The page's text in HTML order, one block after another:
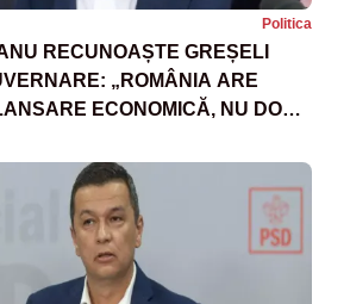
Politica
RECUNOAȘTE GREȘELI
„ROMÂNIA ARE
ECONOMICĂ, NU DOAR